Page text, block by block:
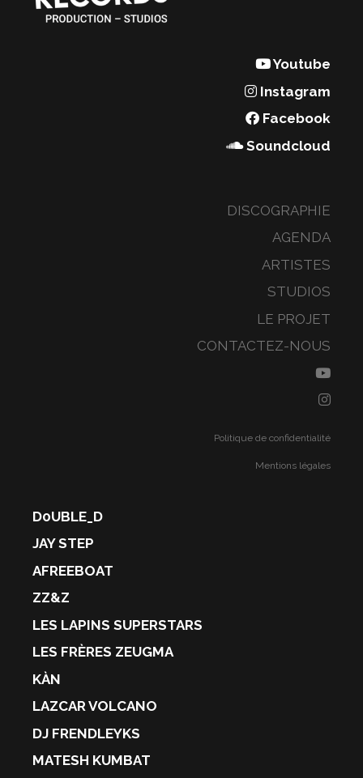
Youtube
Instagram
Facebook
Soundcloud
DISCOGRAPHIE
AGENDA
ARTISTES
STUDIOS
LE PROJET
CONTACTEZ-NOUS
Politique de confidentialité
Mentions légales
D0UBLE_D
JAY STEP
AFREEBOAT
ZZ&Z
LES LAPINS SUPERSTARS
LES FRÈRES ZEUGMA
KÀN
LAZCAR VOLCANO
DJ FRENDLEYKS
MATESH KUMBAT